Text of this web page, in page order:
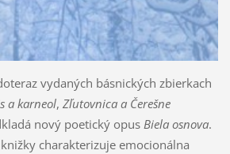
vydaných básnických zbierkach
a karneol, Zľutovnica a Čerešne
nový poetický opus Biela osnova.
charakterizuje emocionálna